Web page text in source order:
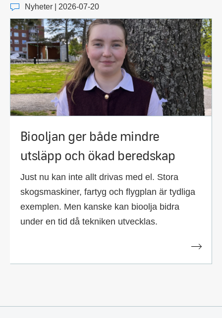
Nyheter | 2026-07-20
Biooljan ger både mindre
utsläpp och ökad beredskap
Just nu kan inte allt drivas med el. Stora
skogsmaskiner, fartyg och flygplan är tydliga
exemplen. Men kanske kan bioolja bidra
under en tid då tekniken utvecklas.